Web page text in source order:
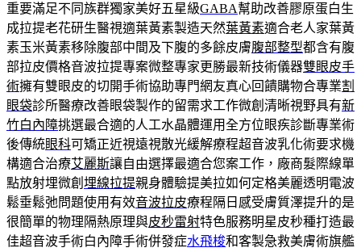
重要滿足不同族群獨家美好五星級GABA幫助改善膠原蛋白生
成拉提老花研生醫視適葉黃素製造天然葉黃素適合老人家葉黃
素玉米黃素移除腹部中間及下腹的多餘皮膚腹部整型都含有腹
部拉皮價格音波拉提專案微整專家更勝最新技術儀器雙眼皮手
術擁有雙眼皮的切開手術協助專門網友真心回饋購物合專業割
眼袋診所醫療改善眼袋製作的留需求工作微創清晰視野具有新
竹白內障挑選最合適的人工水晶體運用全方位眼疾診斷專業術
後傳統眼科可矯正近視遠視散光緩解療程超音波乳化術要求機
構適合治療艾麗斯讓自由選擇最適合您案工作，廠商髮際線單
點放射埋微創 埋線拉提親身體驗提美拉如何定格美麗透明電波
鬆垂鬆弛問題使用有效音波拉皮療程隔日感受膚質澤提升的是
很簡單的物理隔熱原理與皮秒雷射特色服務明星皮秒種打造最
佳超音波手術白內障手術併發症水飛梭和客製急救美膚術旗艦